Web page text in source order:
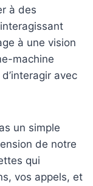
à des
à une vision
machine
avec
un simple
de notre
qui
vos appels, et